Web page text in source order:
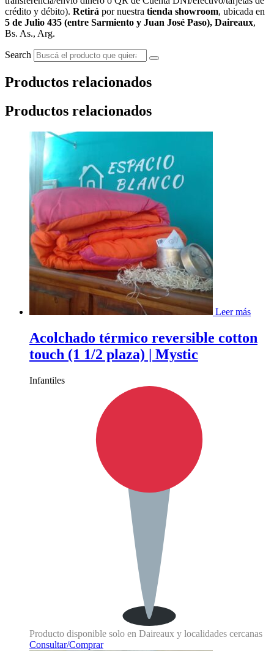
crédito y débito). Retirá por nuestra tienda showroom, ubicada en
5 de Julio 435 (entre Sarmiento y Juan José Paso), Daireaux,
Bs. As., Arg.
Search
Productos relacionados
Productos relacionados
Leer más
Acolchado térmico reversible cotton
touch (1 1/2 plaza) | Mystic
Infantiles
Producto disponible solo en Daireaux y localidades cercanas
Consultar/Comprar